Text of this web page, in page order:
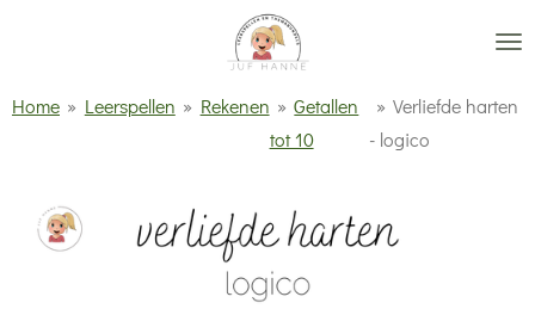
Home » Leerspellen » Rekenen » Getallen
tot 10
» Verliefde harten
- logico